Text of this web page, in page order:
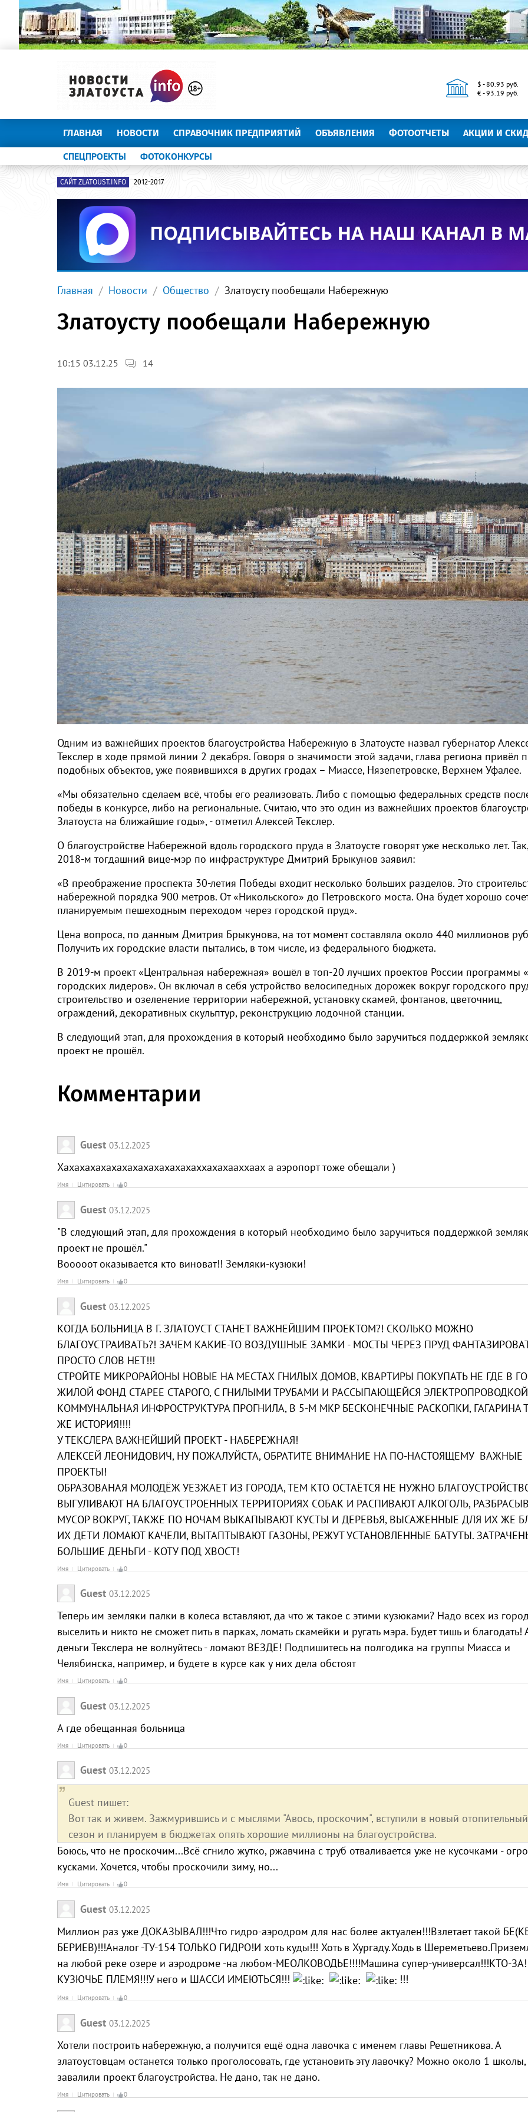
$ - 80.93 руб.
€ - 93.19 руб.
ГЛАВНАЯ НОВОСТИ СПРАВОЧНИК ПРЕДПРИЯТИЙ ОБЪЯВЛЕНИЯ ФОТООТЧЕТЫ АКЦИИ И
СПЕЦПРОЕКТЫ ФОТОКОНКУРСЫ
САЙТ ZLATOUST.INFO 2012-2017
Главная Новости Общество Златоусту пообещали Набережную
Златоусту пообещали Набережную
10:15 03.12.25 14
Одним из важнейших проектов благоустройства Набережную в Златоусте назвал губернатор
Текслер в ходе прямой линии 2 декабря. Говоря о значимости этой задачи, глава региона привёл
подобных объектов, уже появившихся в других гродах – Миассе, Нязепетровске, Верхнем Уфалее.
«Мы обязательно сделаем всё, чтобы его реализовать. Либо с помощью федеральных средств
победы в конкурсе, либо на региональные. Считаю, что это один из важнейших проектов
Златоуста на ближайшие годы», - отметил Алексей Текслер.
О благоустройстве Набережной вдоль городского пруда в Златоусте говорят уже несколько лет.
2018-м тогдашний вице-мэр по инфраструктуре Дмитрий Брыкунов заявил:
«В преображение проспекта 30-летия Победы входит несколько больших разделов. Это
набережной порядка 900 метров. От «Никольского» до Петровского моста. Она будет хорошо
планируемым пешеходным переходом через городской пруд».
Цена вопроса, по данным Дмитрия Брыкунова, на тот момент составляла около 440 миллионов
Получить их городские власти пытались, в том числе, из федерального бюджета.
В 2019-м проект «Центральная набережная» вошёл в топ-20 лучших проектов России программы
городских лидеров». Он включал в себя устройство велосипедных дорожек вокруг городского
строительство и озеленение территории набережной, установку скамей, фонтанов, цветочниц,
ограждений, декоративных скульптур, реконструкцию лодочной станции.
В следующий этап, для прохождения в который необходимо было заручиться поддержкой
проект не прошёл.
Комментарии
Guest 03.12.2025
Хахахахахахахахахахахахахаххахахааххаах а аэропорт тоже обещали )
Имя Цитировать 0
Guest 03.12.2025
"В следующий этап, для прохождения в который необходимо было заручиться поддержкой
проект не прошёл."
Вооооот оказывается кто виноват!! Земляки-кузюки!
Имя Цитировать 0
Guest 03.12.2025
КОГДА БОЛЬНИЦА В Г. ЗЛАТОУСТ СТАНЕТ ВАЖНЕЙШИМ ПРОЕКТОМ?! СКОЛЬКО МОЖНО
БЛАГОУСТРАИВАТЬ?! ЗАЧЕМ КАКИЕ-ТО ВОЗДУШНЫЕ ЗАМКИ - МОСТЫ ЧЕРЕЗ ПРУД
ПРОСТО СЛОВ НЕТ!!!
СТРОЙТЕ МИКРОРАЙОНЫ НОВЫЕ НА МЕСТАХ ГНИЛЫХ ДОМОВ, КВАРТИРЫ ПОКУПАТЬ НЕ ГДЕ В
ЖИЛОЙ ФОНД СТАРЕЕ СТАРОГО, С ГНИЛЫМИ ТРУБАМИ И РАССЫПАЮЩЕЙСЯ
КОММУНАЛЬНАЯ ИНФРОСТРУКТУРА ПРОГНИЛА, В 5-М МКР БЕСКОНЕЧНЫЕ РАСКОПКИ, ГАГАРИНА
ЖЕ ИСТОРИЯ!!!!
У ТЕКСЛЕРА ВАЖНЕЙШИЙ ПРОЕКТ - НАБЕРЕЖНАЯ!
АЛЕКСЕЙ ЛЕОНИДОВИЧ, НУ ПОЖАЛУЙСТА, ОБРАТИТЕ ВНИМАНИЕ НА ПО-НАСТОЯЩЕМУ ВАЖНЫЕ
ПРОЕКТЫ!
ОБРАЗОВАНАЯ МОЛОДЁЖ УЕЗЖАЕТ ИЗ ГОРОДА, ТЕМ КТО ОСТАЁТСЯ НЕ НУЖНО
ВЫГУЛИВАЮТ НА БЛАГОУСТРОЕННЫХ ТЕРРИТОРИЯХ СОБАК И РАСПИВАЮТ АЛКОГОЛЬ,
МУСОР ВОКРУГ, ТАКЖЕ ПО НОЧАМ ВЫКАПЫВАЮТ КУСТЫ И ДЕРЕВЬЯ, ВЫСАЖЕННЫЕ ДЛЯ ИХ ЖЕ
ИХ ДЕТИ ЛОМАЮТ КАЧЕЛИ, ВЫТАПТЫВАЮТ ГАЗОНЫ, РЕЖУТ УСТАНОВЛЕННЫЕ БАТУТЫ.
БОЛЬШИЕ ДЕНЬГИ - КОТУ ПОД ХВОСТ!
Имя Цитировать 0
Guest 03.12.2025
Теперь им земляки палки в колеса вставляют, да что ж такое с этими кузюками? Надо всех из
выселить и никто не сможет пить в парках, ломать скамейки и ругать мэра. Будет тишь и благодать!
деньги Текслера не волнуйтесь - ломают ВЕЗДЕ! Подпишитесь на полгодика на группы Миасса и
Челябинска, например, и будете в курсе как у них дела обстоят
Имя Цитировать 0
Guest 03.12.2025
А где обещанная больница
Имя Цитировать 0
Guest 03.12.2025
Guest пишет:
Вот так и живем. Зажмурившись и с мыслями "Авось, проскочим", вступили в новый отопительный
сезон и планируем в бюджетах опять хорошие миллионы на благоустройства.
Боюсь, что не проскочим...Всё сгнило жутко, ржавчина с труб отваливается уже не кусочками -
кусками. Хочется, чтобы проскочили зиму, но...
Имя Цитировать 0
Guest 03.12.2025
Миллион раз уже ДОКАЗЫВАЛ!!!Что гидро-аэродром для нас более актуален!!!Взлетает такой
БЕРИЕВ)!!!Аналог -ТУ-154 ТОЛЬКО ГИДРО!И хоть куды!!! Хоть в Хургаду.Ходь в
на любой реке озере и аэродроме -на любом-МЕОЛКОВОДЬЕ!!!!Машина супер-универсал!!!КТО-
КУЗЮЧЬЕ ПЛЕМЯ!!!У него и ШАССИ ИМЕЮТЬСЯ!!!
!!!
Имя Цитировать 0
Guest 03.12.2025
Хотели построить набережную, а получится ещё одна лавочка с именем главы Решетникова. А
златоустовцам останется только проголосовать, где установить эту лавочку? Можно около 1 школы,
завалили проект благоустройства. Не дано, так не дано.
Имя Цитировать 0